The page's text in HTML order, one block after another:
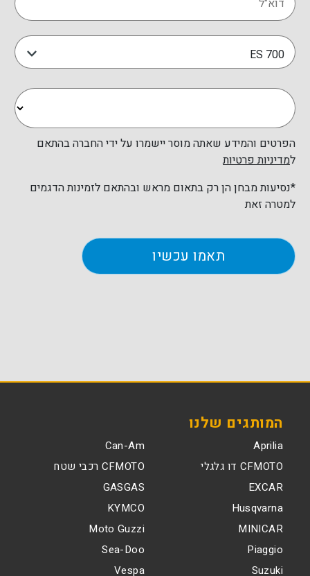
ES 700
הפרטים והמידע שאתה מוסר יישמרו על ידי החברה בהתאם
למדיניות פרטיות
*נסיעות מבחן הן רק בתאום מראש ובהתאם לזמינות הדגמים
למטרה זאת
המותגים שלנו
Aprilia
Can-Am
CFMOTO דו גלגלי
CFMOTO רכבי שטח
EXCAR
GASGAS
Husqvarna
KYMCO
MINICAR
Moto Guzzi
Piaggio
Sea-Doo
Suzuki
Vespa